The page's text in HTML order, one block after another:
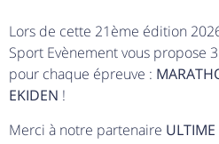
Lors de cette 21ème édition
Sport Evènement vous propose
pour chaque épreuve :
EKIDEN !
Merci à notre partenaire